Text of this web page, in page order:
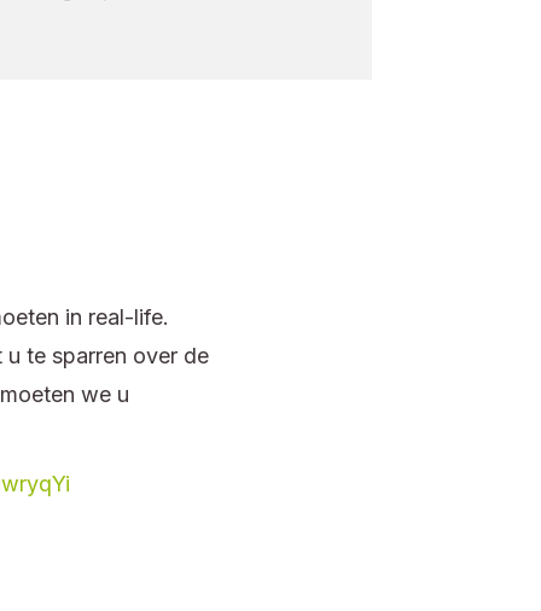
in real-life.
u te sparren over de
we u